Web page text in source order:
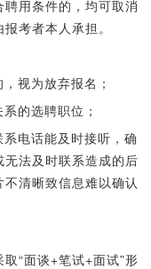
用条件的，均可取消
考者本人承担。
视为放弃报名；
的选聘职位；
电话能及时接听，确
法及时联系造成的后
清晰致信息难以确认
“面谈+笔试+面试”形